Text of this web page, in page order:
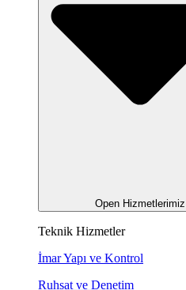
Open Hizmetlerimiz
Teknik Hizmetler
İmar Yapı ve Kontrol
Ruhsat ve Denetim